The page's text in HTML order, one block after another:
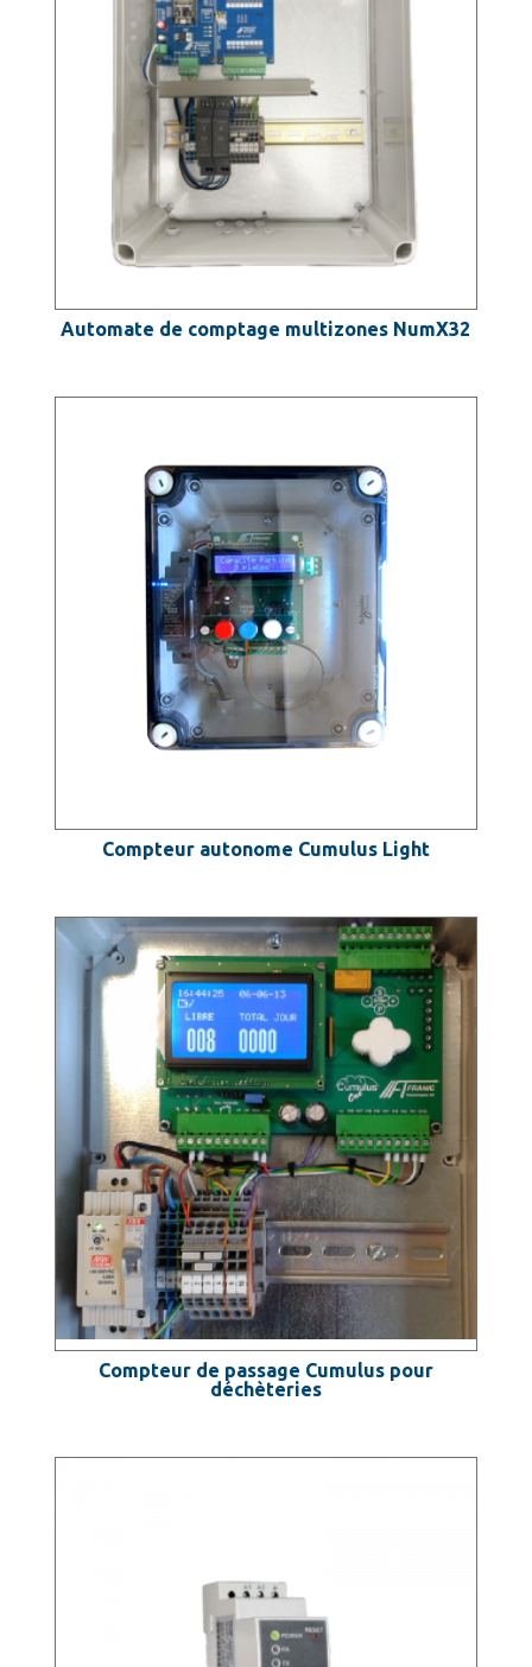
Automate de comptage multizones NumX32
Compteur autonome Cumulus Light
Compteur de passage Cumulus pour
déchèteries